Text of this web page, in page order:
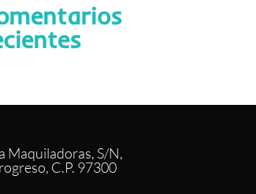
Maquiladoras, S/N,
C.P. 97300